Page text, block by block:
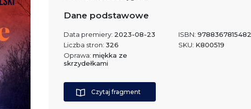
Dane podstawowe
Data premiery: 2023-08-23
Liczba stron: 326
Oprawa: miękka ze
skrzydełkami
ISBN: 9788367815482
SKU: K800519
Czytaj fragment